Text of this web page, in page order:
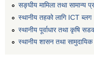
सङ्घीय मामिला तथा सामान्य
स्थानीय तहको लागि ICT ब्लग
स्थानीय पूर्वाधार तथा कृषि
स्थानीय शासन तथा